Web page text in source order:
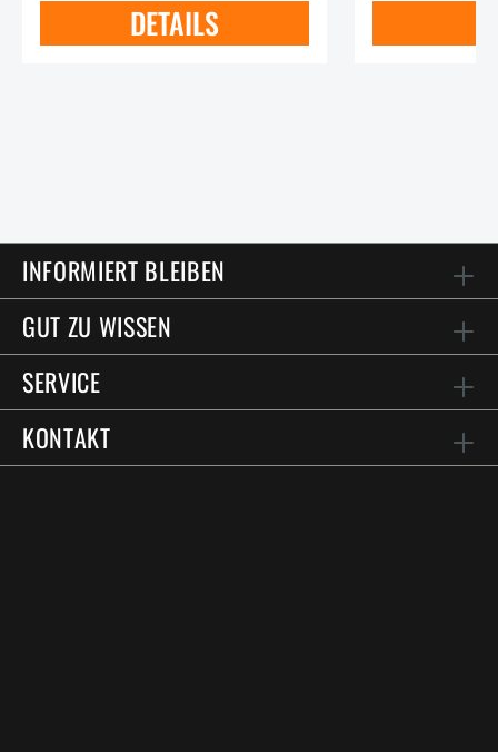
DETAILS
INFORMIERT BLEIBEN
GUT ZU WISSEN
SERVICE
KONTAKT